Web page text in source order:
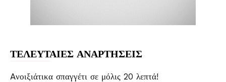
ΤΕΛΕΥΤΑΙΕΣ ΑΝΑΡΤΗΣΕΙΣ
Aνοιξιάτικα σπαγγέτι σε μόλις 20 λεπτά!